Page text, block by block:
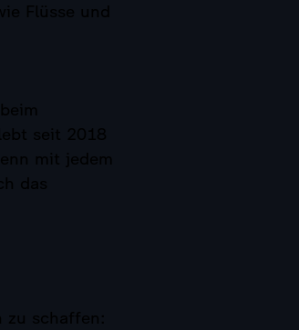
Flüsse und
seit 2018
mit jedem
das
zu schaffen: